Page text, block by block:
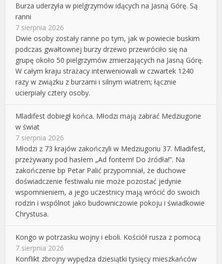
Burza uderzyła w pielgrzymów idących na Jasną Górę. Są
ranni
7 sierpnia 2026
Dwie osoby zostały ranne po tym, jak w powiecie buskim
podczas gwałtownej burzy drzewo przewróciło się na
grupę około 50 pielgrzymów zmierzających na Jasną Górę.
W całym kraju strażacy interweniowali w czwartek 1240
razy w związku z burzami i silnym wiatrem; łącznie
ucierpiały cztery osoby.
Mladifest dobiegł końca. Młodzi mają zabrać Medziugorie
w świat
7 sierpnia 2026
Młodzi z 73 krajów zakończyli w Medziugoriu 37. Mladifest,
przeżywany pod hasłem „Ad fontem! Do źródła!”. Na
zakończenie bp Petar Palić przypomniał, że duchowe
doświadczenie festiwalu nie może pozostać jedynie
wspomnieniem, a jego uczestnicy mają wrócić do swoich
rodzin i wspólnot jako budowniczowie pokoju i świadkowie
Chrystusa.
Kongo w potrzasku wojny i eboli. Kościół rusza z pomocą
7 sierpnia 2026
Konflikt zbrojny wypędza dziesiątki tysięcy mieszkańców